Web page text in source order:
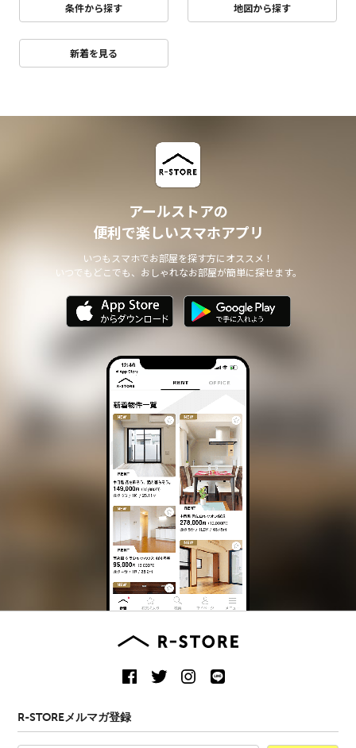
条件から探す 地図から探す
新着を見る
アールストアの
便利で楽しいスマホアプリ
いつもスマホでお部屋を探す方にオススメ！
いつでもどこでも、おしゃれなお部屋が簡単に探せます。
R-STOREメルマガ登録